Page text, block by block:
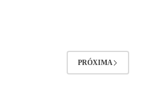
PRÓXIMA